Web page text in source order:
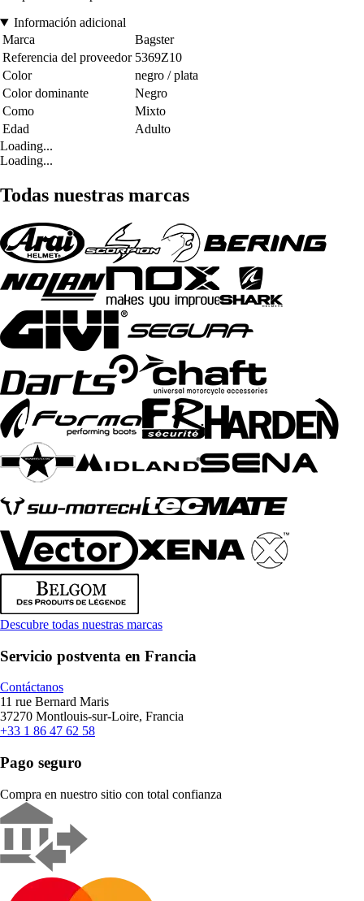
Información adicional
Marca
Bagster
Referencia del proveedor 5369Z10
Color
negro / plata
Color dominante
Negro
Como
Mixto
Edad
Adulto
Loading...
Loading...
Todas nuestras marcas
Descubre todas nuestras marcas
Servicio postventa en Francia
Contáctanos
11 rue Bernard Maris
37270 Montlouis-sur-Loire, Francia
+33 1 86 47 62 58
Pago seguro
Compra en nuestro sitio con total confianza